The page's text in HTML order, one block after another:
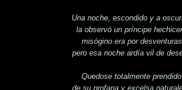
Una noche, escondido y a
la observó un príncipe
misógino era por desventuras
pero esa noche ardía vil de
Quedose totalmente prendido
de su profana y excelsa